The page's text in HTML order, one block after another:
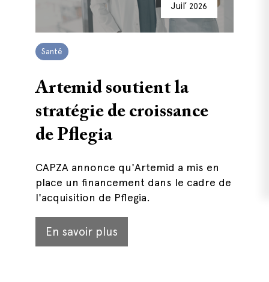
Juil’ 2026
Santé
Artemid soutient la
stratégie de croissance
de Pflegia
CAPZA annonce qu'Artemid a mis en
place un financement dans le cadre de
l'acquisition de Pflegia.
En savoir plus